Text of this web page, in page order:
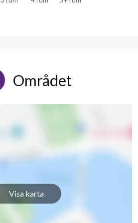
Området
Visa karta